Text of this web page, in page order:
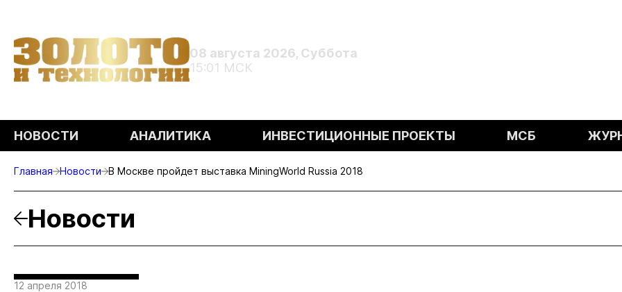
08 августа 2026, Суббота
15:01 МСК
НОВОСТИ АНАЛИТИКА ИНВЕСТИЦИОННЫЕ ПРОЕКТЫ МСБ
Главная Новости В Москве пройдет выставка MiningWorld Russia 2018
Новости
12 апреля 2018